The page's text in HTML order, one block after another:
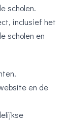
scholen.
inclusief het
scholen en
en de